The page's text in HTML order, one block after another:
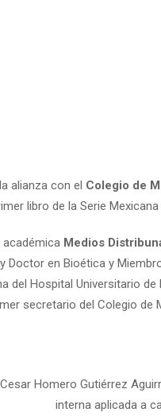
alianza con el Colegio de
libro de la Serie
académica Medios
en Bioética y
del Hospital Universitario
secretario del Colegio de
Cesar Homero Gutiérrez
interna aplicada a